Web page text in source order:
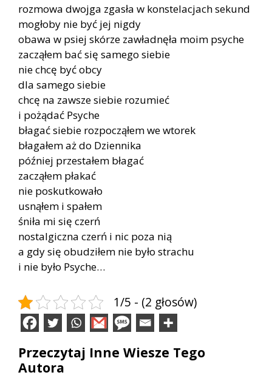
rozmowa dwojga zgasła w konstelacjach sekund
mogłoby nie być jej nigdy
obawa w psiej skórze zawładnęła moim psyche
zacząłem bać się samego siebie
nie chcę być obcy
dla samego siebie
chcę na zawsze siebie rozumieć
i pożądać Psyche
błagać siebie rozpocząłem we wtorek
błagałem aż do Dziennika
później przestałem błagać
zacząłem płakać
nie poskutkowało
usnąłem i spałem
śniła mi się czerń
nostalgiczna czerń i nic poza nią
a gdy się obudziłem nie było strachu
i nie było Psyche…
1/5 - (2 głosów)
Przeczytaj Inne Wiesze Tego
Autora